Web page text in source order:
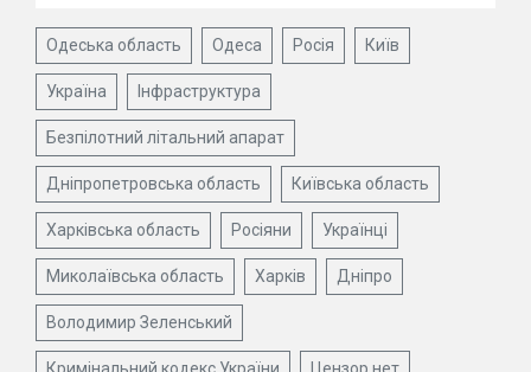
Одеська область Одеса Росія Київ
Україна Інфраструктура
Безпілотний літальний апарат
Дніпропетровська область Київська область
Харківська область Росіяни Українці
Миколаївська область Харків Дніпро
Володимир Зеленський